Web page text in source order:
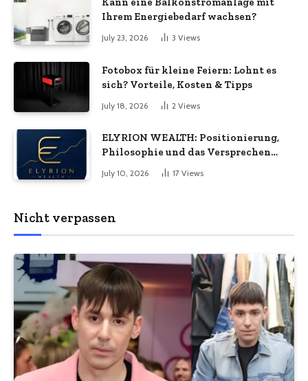
wirklich bedeuten
Ihrem Energiebedarf wachsen?
July 23, 2026 3 Views
Fotobox für kleine Feiern: Lohnt es
sich? Vorteile, Kosten & Tipps
July 18, 2026 2 Views
ELYRION WEALTH: Positionierung,
Philosophie und das Versprechen
langfristiger Stabilität
July 10, 2026 17 Views
Nicht verpassen